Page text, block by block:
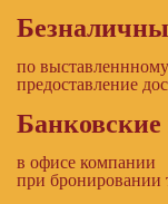
по
предоставление
в офисе компании
при бронировании